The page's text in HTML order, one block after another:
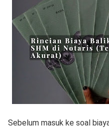
Sebelum masuk ke soal